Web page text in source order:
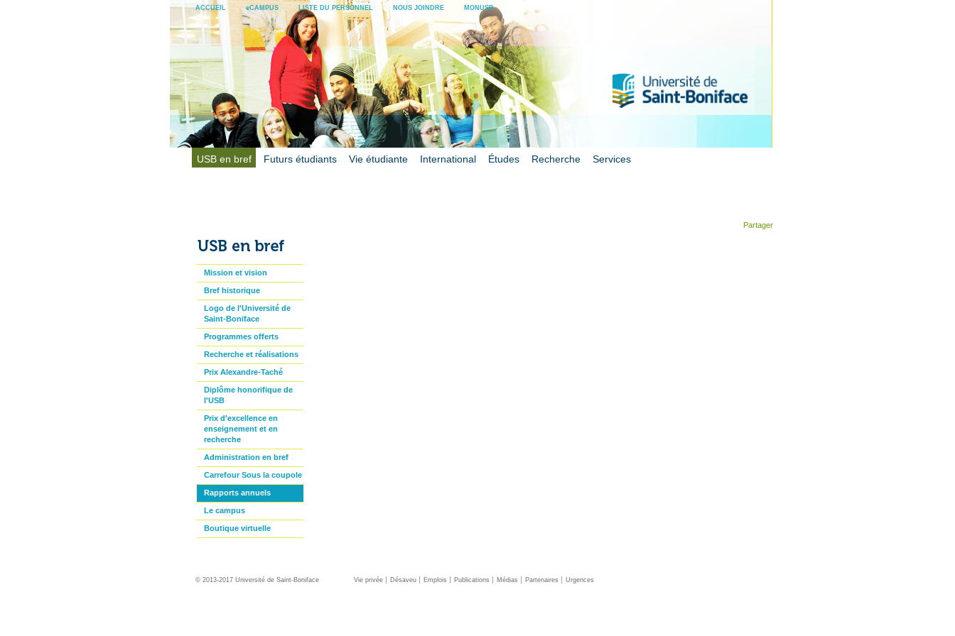
ACCUEIL eCAMPUS LISTE DU PERSONNEL NOUS JOINDRE MONUSB
USB en bref Futurs étudiants Vie étudiante International Études Recherche Services
Partager
Mission et vision
Bref historique
Logo de l'Université de
Saint-Boniface
Programmes offerts
Recherche et réalisations
Prix Alexandre-Taché
Diplôme honorifique de
l'USB
Prix d'excellence en
enseignement et en
recherche
Administration en bref
Carrefour Sous la coupole
Rapports annuels
Le campus
Boutique virtuelle
© 2013-2017 Université de Saint-Boniface Vie privée Désaveu Emplois Publications Médias Partenaires Urgences